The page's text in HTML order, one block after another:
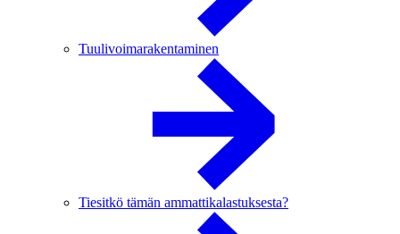
Tuulivoimarakentaminen
Tiesitkö tämän ammattikalastuksesta?